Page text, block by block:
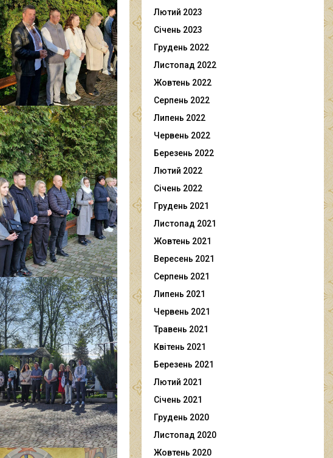
Лютий 2023
Січень 2023
Грудень 2022
Листопад 2022
Жовтень 2022
Серпень 2022
Липень 2022
Червень 2022
Березень 2022
Лютий 2022
Січень 2022
Грудень 2021
Листопад 2021
Жовтень 2021
Вересень 2021
Серпень 2021
Липень 2021
Червень 2021
Травень 2021
Квітень 2021
Березень 2021
Лютий 2021
Січень 2021
Грудень 2020
Листопад 2020
Жовтень 2020